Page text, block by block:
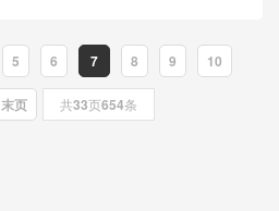
性的邦迪海滩仅几步之遥的 18
套住宅...
5 6 7 8 9 10
末页 共33页654条